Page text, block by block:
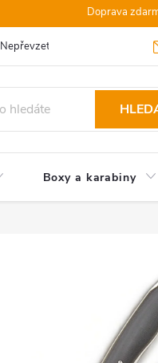
Doprava
Nepřevzetí objednávky/zrušení
Boxy a karabiny